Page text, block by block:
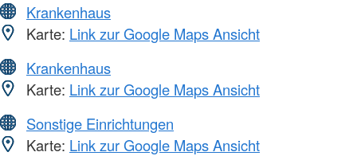
Krankenhaus
Karte: Link zur Google Maps Ansicht
Krankenhaus
Karte: Link zur Google Maps Ansicht
Sonstige Einrichtungen
Karte: Link zur Google Maps Ansicht